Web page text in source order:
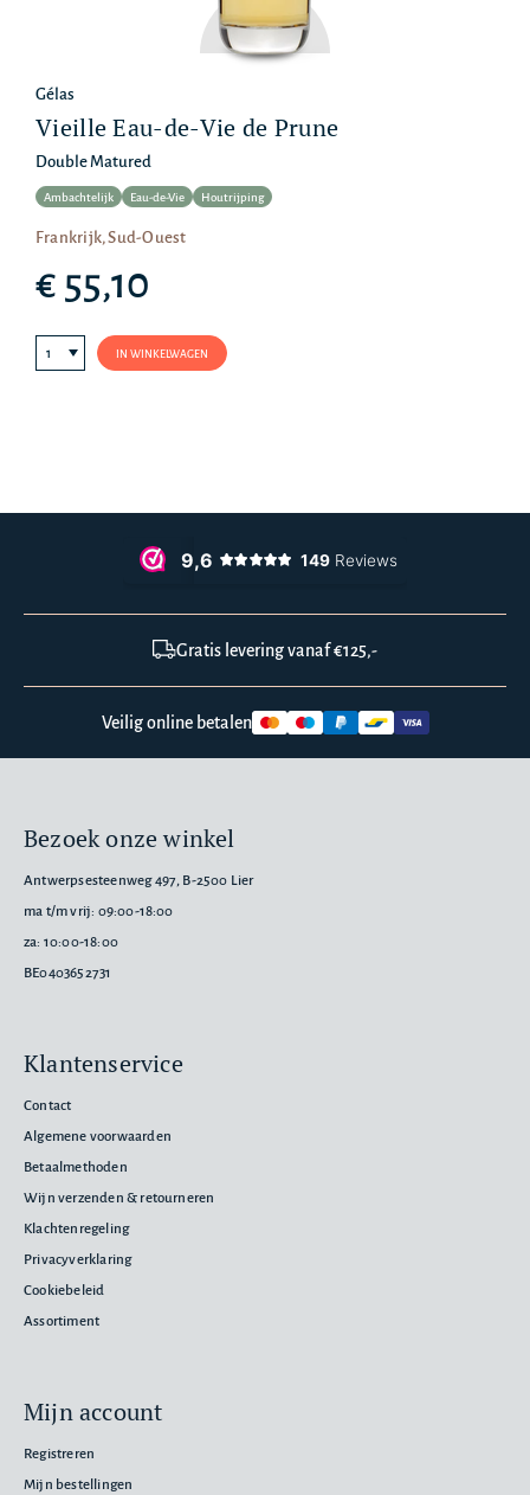
Gélas
Vieille Eau-de-Vie de Prune
Double Matured
Ambachtelijk Eau-de-Vie Houtrijping
Frankrijk, Sud-Ouest
€ 55,10
IN WINKELWAGEN
Gratis levering vanaf €125,-
Veilig online betalen
Bezoek onze winkel
Antwerpsesteenweg 497, B-2500 Lier
ma t/m vrij: 09:00-18:00
za: 10:00-18:00
BE0403652731
Klantenservice
Contact
Algemene voorwaarden
Betaalmethoden
Wijn verzenden & retourneren
Klachtenregeling
Privacyverklaring
Cookiebeleid
Assortiment
Mijn account
Registreren
Mijn bestellingen